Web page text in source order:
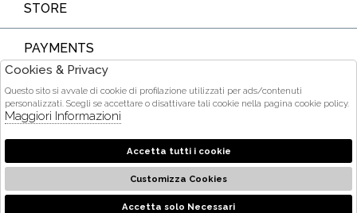
STORE
PAYMENTS
2026 Ditta Acquarone Maria Stella - P.iva : 01375840905 Powered
Atelier società Gruppo Zucchetti
Cookies & Privacy
Questo sito si avvale di cookie di profilazione utilizzati per ads/contenuti
personalizzati. Scegli se accettare o disattivare tali cookie nella pagina cookie policy.
Maggiori Informazioni
Accetta tutti i cookie
Customizza Cookies
Accetta solo Necessari